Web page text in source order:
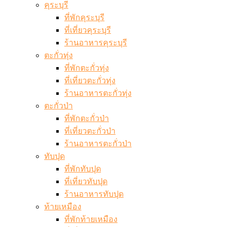
คุระบุรี
ที่พักคุระบุรี
ที่เที่ยวคุระบุรี
ร้านอาหารคุระบุรี
ตะกั่วทุ่ง
ที่พักตะกั่วทุ่ง
ที่เที่ยวตะกั่วทุ่ง
ร้านอาหารตะกั่วทุ่ง
ตะกั่วป่า
ที่พักตะกั่วป่า
ที่เที่ยวตะกั่วป่า
ร้านอาหารตะกั่วป่า
ทับปุด
ที่พักทับปุด
ที่เที่ยวทับปุด
ร้านอาหารทับปุด
ท้ายเหมือง
ที่พักท้ายเหมือง